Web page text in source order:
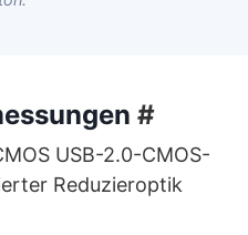
#
USB-2.0-CMOS-
Reduzieroptik